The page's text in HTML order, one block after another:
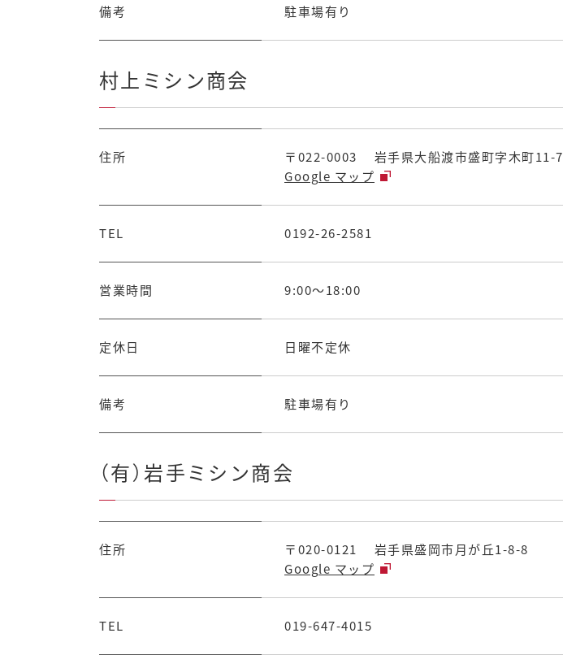
備考 駐車場有り
村上ミシン商会
住所
〒022-0003 岩手県大船渡市盛町字木町11-7
Google マップ
TEL 0192-26-2581
営業時間 9:00～18:00
定休日 日曜不定休
備考 駐車場有り
（有）岩手ミシン商会
住所
〒020-0121 岩手県盛岡市月が丘1-8-8
Google マップ
TEL 019-647-4015